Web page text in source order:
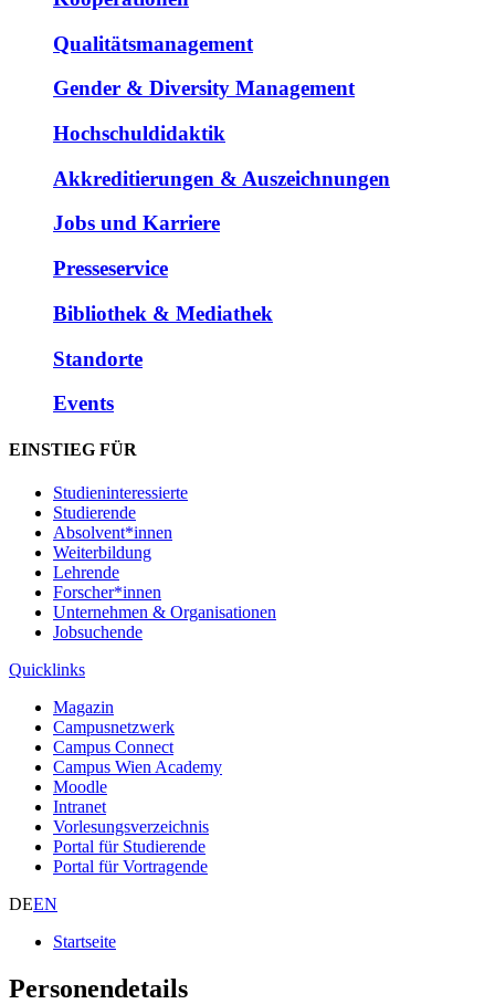
Qualitätsmanagement
Gender & Diversity Management
Hochschuldidaktik
Akkreditierungen & Auszeichnungen
Jobs und Karriere
Presseservice
Bibliothek & Mediathek
Standorte
Events
EINSTIEG FÜR
Studieninteressierte
Studierende
Absolvent*innen
Weiterbildung
Lehrende
Forscher*innen
Unternehmen & Organisationen
Jobsuchende
Quicklinks
Magazin
Campusnetzwerk
Campus Connect
Campus Wien Academy
Moodle
Intranet
Vorlesungsverzeichnis
Portal für Studierende
Portal für Vortragende
DEEN
Startseite
Personendetails